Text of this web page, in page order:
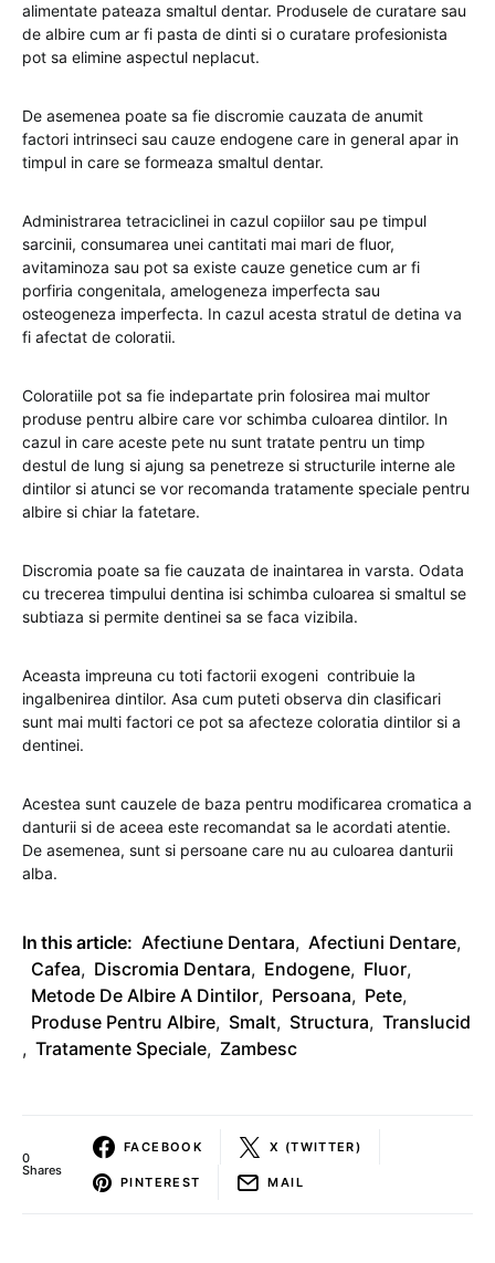
alimentate pateaza smaltul dentar. Produsele de curatare sau
de albire cum ar fi pasta de dinti si o curatare profesionista
pot sa elimine aspectul neplacut.
De asemenea poate sa fie discromie cauzata de anumit
factori intrinseci sau cauze endogene care in general apar in
timpul in care se formeaza smaltul dentar.
Administrarea tetraciclinei in cazul copiilor sau pe timpul
sarcinii, consumarea unei cantitati mai mari de fluor,
avitaminoza sau pot sa existe cauze genetice cum ar fi
porfiria congenitala, amelogeneza imperfecta sau
osteogeneza imperfecta. In cazul acesta stratul de detina va
fi afectat de coloratii.
Coloratiile pot sa fie indepartate prin folosirea mai multor
produse pentru albire care vor schimba culoarea dintilor. In
cazul in care aceste pete nu sunt tratate pentru un timp
destul de lung si ajung sa penetreze si structurile interne ale
dintilor si atunci se vor recomanda tratamente speciale pentru
albire si chiar la fatetare.
Discromia poate sa fie cauzata de inaintarea in varsta. Odata
cu trecerea timpului dentina isi schimba culoarea si smaltul se
subtiaza si permite dentinei sa se faca vizibila.
Aceasta impreuna cu toti factorii exogeni contribuie la
ingalbenirea dintilor. Asa cum puteti observa din clasificari
sunt mai multi factori ce pot sa afecteze coloratia dintilor si a
dentinei.
Acestea sunt cauzele de baza pentru modificarea cromatica a
danturii si de aceea este recomandat sa le acordati atentie.
De asemenea, sunt si persoane care nu au culoarea danturii
alba.
In this article: Afectiune Dentara, Afectiuni Dentare,
Cafea, Discromia Dentara, Endogene, Fluor,
Metode De Albire A Dintilor, Persoana, Pete,
Produse Pentru Albire, Smalt, Structura, Translucid
, Tratamente Speciale, Zambesc
0
Shares
FACEBOOK X (TWITTER)
PINTEREST MAIL